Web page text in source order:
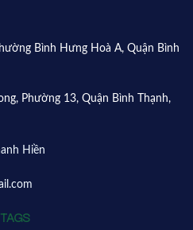
Bình Hưng Hoà A, Quận Bình
Phường 13, Quận Bình Thạnh,
Hiền
TAGS